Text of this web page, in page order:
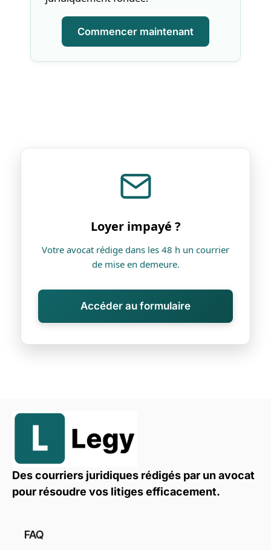
Commencer maintenant
Loyer impayé ?
Votre avocat rédige dans les 48 h un courrier
de mise en demeure.
Accéder au formulaire
Des courriers juridiques rédigés par un avocat
pour résoudre vos litiges efficacement.
FAQ